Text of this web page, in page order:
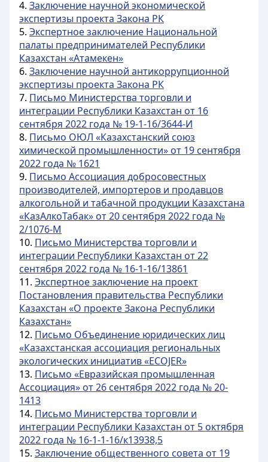
4. Заключение научной экономической
экспертизы проекта Закона РК
5. Экспертное заключение Национальной
палаты предпринимателей Республики
Казахстан «Атамекен»
6. Заключение научной антикоррупционной
экспертизы проекта Закона РК
7. Письмо Министерства торговли и
интеграции Республики Казахстан от 16
сентября 2022 года № 19-1-16/3644-И
8. Письмо ОЮЛ «Казахстанский союз
химической промышленности» от 19 сентября
2022 года № 1621
9. Письмо Ассоциация добросовестных
производителей, импортеров и продавцов
алкогольной и табачной продукции Казахстана
«КазАлкоТабак» от 20 сентября 2022 года №
2/1076-М
10. Письмо Министерства торговли и
интеграции Республики Казахстан от 22
сентября 2022 года № 16-1-16/13861
11. Экспертное заключение на проект
Постановления правительства Республики
Казахстан «О проекте Закона Республики
Казахстан»
12. Письмо Объединение юридических лиц
«Казахстанская ассоциация региональных
экологических инициатив «ECOJER»
13. Письмо «Евразийская промышленная
Ассоциация» от 26 сентября 2022 года № 20-
1413
14. Письмо Министерства торговли и
интеграции Республики Казахстан от 5 октября
2022 года № 16-1-1-16/к13938,5
15. Заключение общественного совета от 19